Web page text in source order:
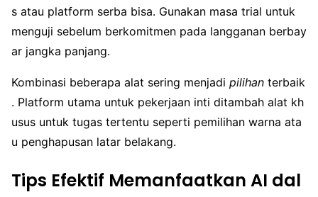
s atau platform serba bisa. Gunakan masa trial untuk
menguji sebelum berkomitmen pada langganan berbay
ar jangka panjang.
Kombinasi beberapa alat sering menjadi pilihan terbaik
. Platform utama untuk pekerjaan inti ditambah alat kh
usus untuk tugas tertentu seperti pemilihan warna ata
u penghapusan latar belakang.
Tips Efektif Memanfaatkan AI dal